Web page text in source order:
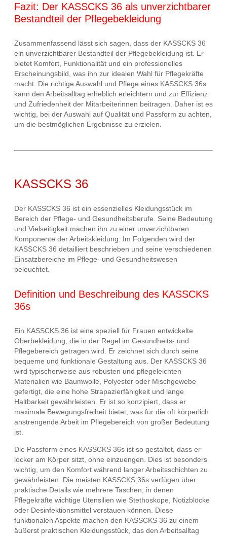
Fazit: Der KASSCKS 36 als unverzichtbarer
Bestandteil der Pflegebekleidung
Zusammenfassend lässt sich sagen, dass der KASSCKS 36
ein unverzichtbarer Bestandteil der Pflegebekleidung ist. Er
bietet Komfort, Funktionalität und ein professionelles
Erscheinungsbild, was ihn zur idealen Wahl für Pflegekräfte
macht. Die richtige Auswahl und Pflege eines KASSCKS 36s
kann den Arbeitsalltag erheblich erleichtern und zur Effizienz
und Zufriedenheit der Mitarbeiterinnen beitragen. Daher ist es
wichtig, bei der Auswahl auf Qualität und Passform zu achten,
um die bestmöglichen Ergebnisse zu erzielen.
KASSCKS 36
Der KASSCKS 36 ist ein essenzielles Kleidungsstück im
Bereich der Pflege- und Gesundheitsberufe. Seine Bedeutung
und Vielseitigkeit machen ihn zu einer unverzichtbaren
Komponente der Arbeitskleidung. Im Folgenden wird der
KASSCKS 36 detailliert beschrieben und seine verschiedenen
Einsatzbereiche im Pflege- und Gesundheitswesen
beleuchtet.
Definition und Beschreibung des KASSCKS
36s
Ein KASSCKS 36 ist eine speziell für Frauen entwickelte
Oberbekleidung, die in der Regel im Gesundheits- und
Pflegebereich getragen wird. Er zeichnet sich durch seine
bequeme und funktionale Gestaltung aus. Der KASSCKS 36
wird typischerweise aus robusten und pflegeleichten
Materialien wie Baumwolle, Polyester oder Mischgewebe
gefertigt, die eine hohe Strapazierfähigkeit und lange
Haltbarkeit gewährleisten. Er ist so konzipiert, dass er
maximale Bewegungsfreiheit bietet, was für die oft körperlich
anstrengende Arbeit im Pflegebereich von großer Bedeutung
ist.
Die Passform eines KASSCKS 36s ist so gestaltet, dass er
locker am Körper sitzt, ohne einzuengen. Dies ist besonders
wichtig, um den Komfort während langer Arbeitsschichten zu
gewährleisten. Die meisten KASSCKS 36s verfügen über
praktische Details wie mehrere Taschen, in denen
Pflegekräfte wichtige Utensilien wie Stethoskope, Notizblöcke
oder Desinfektionsmittel verstauen können. Diese
funktionalen Aspekte machen den KASSCKS 36 zu einem
äußerst praktischen Kleidungsstück, das den Arbeitsalltag